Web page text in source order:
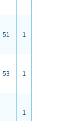
51 1
53 1
1